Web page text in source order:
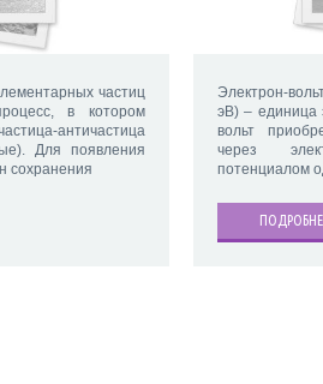
частиц
в котором
античастица
Для появления
сохранения
Электрон-
эВ) – единица
вольт
через
потенциалом